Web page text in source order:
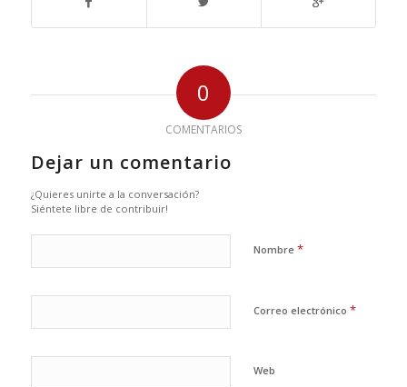
0
COMENTARIOS
Dejar un comentario
¿Quieres unirte a la conversación?
Siéntete libre de contribuir!
Nombre *
Correo electrónico *
Web